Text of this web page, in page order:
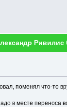
Ривилис
поменял что-то
в месте